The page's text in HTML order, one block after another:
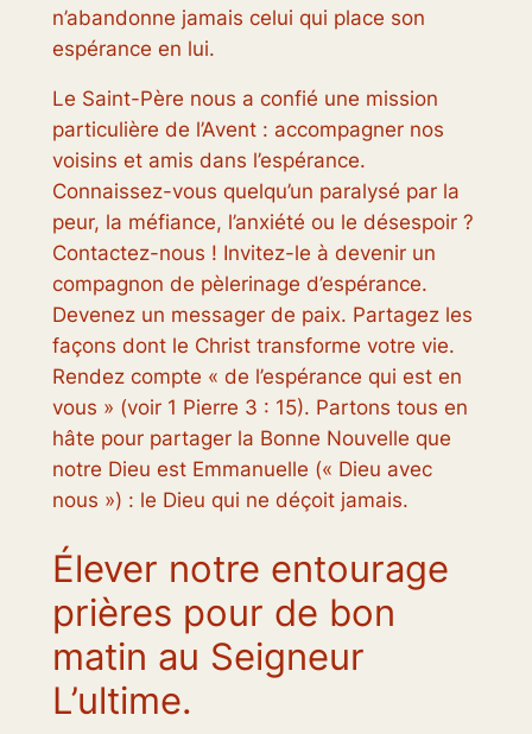
n’abandonne jamais celui qui place son
espérance en lui.
Le Saint-Père nous a confié une mission
particulière de l’Avent : accompagner nos
voisins et amis dans l’espérance.
Connaissez-vous quelqu’un paralysé par la
peur, la méfiance, l’anxiété ou le désespoir ?
Contactez-nous ! Invitez-le à devenir un
compagnon de pèlerinage d’espérance.
Devenez un messager de paix. Partagez les
façons dont le Christ transforme votre vie.
Rendez compte « de l’espérance qui est en
vous » (voir 1 Pierre 3 : 15). Partons tous en
hâte pour partager la Bonne Nouvelle que
notre Dieu est Emmanuelle (« Dieu avec
nous ») : le Dieu qui ne déçoit jamais.
Élever notre entourage
prières pour de bon
matin au Seigneur
L’ultime.